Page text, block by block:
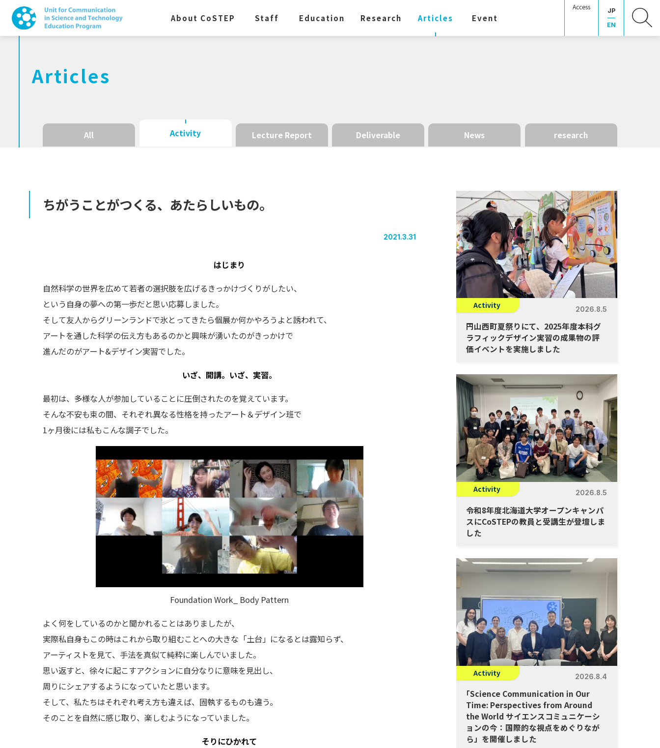
About CoSTEP Staff Education Research Articles Event
Access
JP
EN
Articles
All Activity Lecture Report Deliverable News research
ちがうことがつくる、 あたらしいもの。
2021.3.31
はじまり
自然科学の世界を広めて若者の選択肢を広げるきっかけづくりがしたい、
という自身の夢への第一歩だと思い応募しました。
そして友人からグリーンランドで氷とってきたら個展か何かやろうよと誘われて、
アートを通した科学の伝え方もあるのかと興味が湧いたのがきっかけで
進んだのがアート&デザイン実習でした。
いざ、開講。いざ、実習。
最初は、多様な人が参加していることに圧倒されたのを覚えています。
そんな不安も束の間、それぞれ異なる性格を持ったアート＆デザイン班で
1ヶ月後には私もこんな調子でした。
Foundation Work_ Body Pattern
よく何をしているのかと聞かれることはありましたが、
実際私自身もこの時はこれから取り組むことへの大きな「土台」になるとは露知らず、
アーティストを見て、手法を真似て純粋に楽しんでいました。
思い返すと、徐々に起こすアクションに自分なりに意味を見出し、
周りにシェアするようになっていたと思います。
そして、私たちはそれぞれ考え方も違えば、固執するものも違う。
そのことを自然に感じ取り、楽しむようになっていました。
そりにひかれて
Activity 2026.8.5
円山西町夏祭りにて、2025年度本科グ
ラフィックデザイン実習の成果物の評
価イベントを実施しました
Activity 2026.8.5
令和8年度北海道大学オープンキャンパ
スにCoSTEPの教員と受講生が登壇しま
した
Activity 2026.8.4
「Science Communication in Our
Time: Perspectives from Around
the World サイエンスコミュニケーシ
ョンの今：国際的な視点をめぐりなが
ら」を開催しました